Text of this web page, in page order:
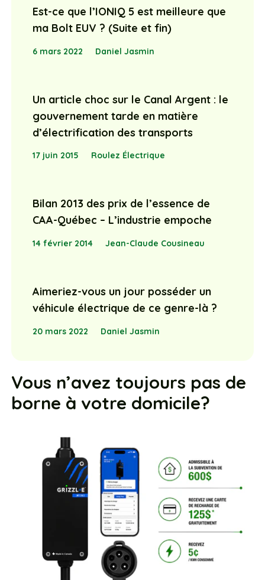
Est-ce que l’IONIQ 5 est meilleure que
ma Bolt EUV ? (Suite et fin)
6 mars 2022 Daniel Jasmin
Un article choc sur le Canal Argent : le
gouvernement tarde en matière
d’électrification des transports
17 juin 2015 Roulez Électrique
Bilan 2013 des prix de l’essence de
CAA-Québec – L’industrie empoche
14 février 2014 Jean-Claude Cousineau
Aimeriez-vous un jour posséder un
véhicule électrique de ce genre-là ?
20 mars 2022 Daniel Jasmin
Vous n’avez toujours pas de
borne à votre domicile?